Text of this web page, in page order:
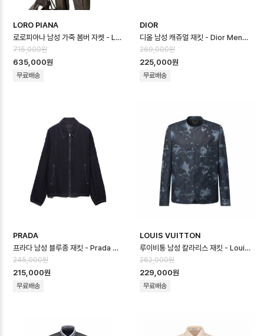
LORO PIANA
로로피아나 남성 가죽 봄버 자켓 - Loro Piana Mens Leather Jacket…
715,000원
635,000원
무료배송
DIOR
디올 남성 캐쥬얼 재킷 - Dior Mens Casual Jacket - dic16662x
269,000원
225,000원
무료배송
PRADA
프라다 남성 블루종 재킷 - Prada Mens Blouson Jacket - prc166…
245,000원
215,000원
무료배송
LOUIS VUITTON
루이비통 남성 칼라리스 재킷 - Louis vuitton Mens Embellished C…
262,000원
229,000원
무료배송